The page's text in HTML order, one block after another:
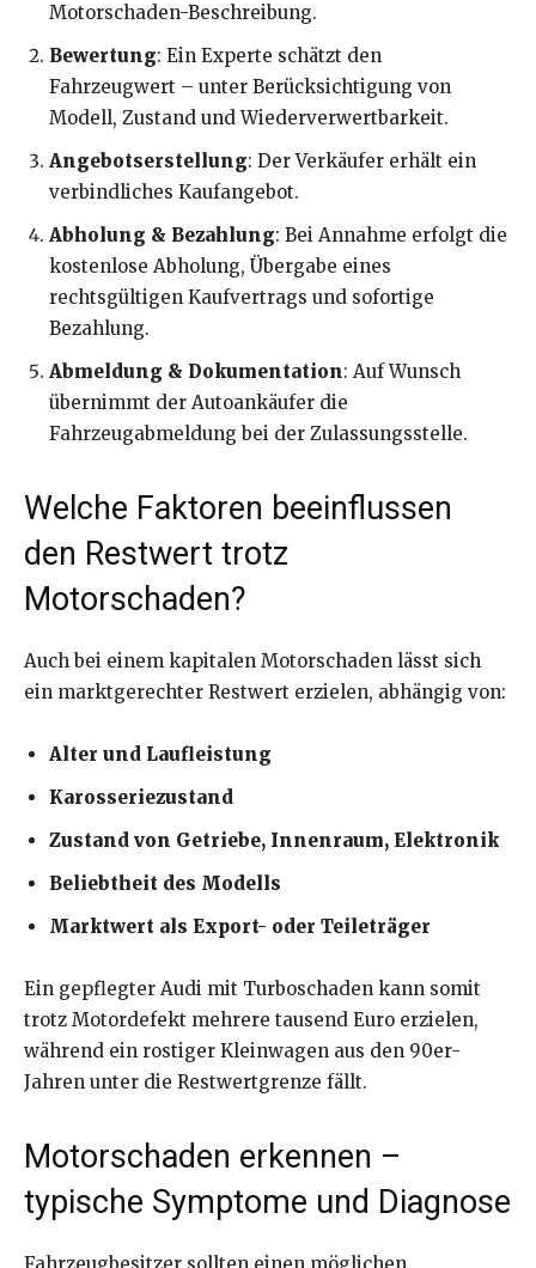
Motorschaden-Beschreibung.
Bewertung: Ein Experte schätzt den
Fahrzeugwert – unter Berücksichtigung von
Modell, Zustand und Wiederverwertbarkeit.
Angebotserstellung: Der Verkäufer erhält ein
verbindliches Kaufangebot.
Abholung & Bezahlung: Bei Annahme erfolgt die
kostenlose Abholung, Übergabe eines
rechtsgültigen Kaufvertrags und sofortige
Bezahlung.
Abmeldung & Dokumentation: Auf Wunsch
übernimmt der Autoankäufer die
Fahrzeugabmeldung bei der Zulassungsstelle.
Welche Faktoren beeinflussen
den Restwert trotz
Motorschaden?
Auch bei einem kapitalen Motorschaden lässt sich
ein marktgerechter Restwert erzielen, abhängig von:
Alter und Laufleistung
Karosseriezustand
Zustand von Getriebe, Innenraum, Elektronik
Beliebtheit des Modells
Marktwert als Export- oder Teileträger
Ein gepflegter Audi mit Turboschaden kann somit
trotz Motordefekt mehrere tausend Euro erzielen,
während ein rostiger Kleinwagen aus den 90er-
Jahren unter die Restwertgrenze fällt.
Motorschaden erkennen –
typische Symptome und Diagnose